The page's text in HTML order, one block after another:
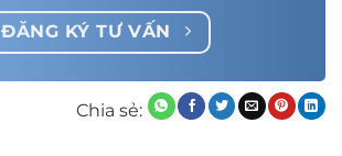
ĐĂNG KÝ TƯ VẤN
Chia sẻ: